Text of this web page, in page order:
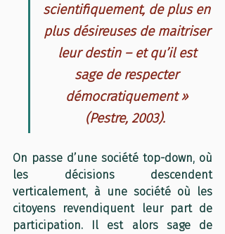
scientifiquement, de plus en
plus désireuses de maitriser
leur destin – et qu’il est
sage de respecter
démocratiquement »
(Pestre, 2003).
On passe d’une société top-down, où
les décisions descendent
verticalement, à une société où les
citoyens revendiquent leur part de
participation. Il est alors sage de